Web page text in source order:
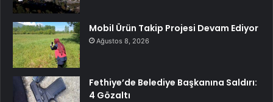
Mobil Ürün Takip Projesi Devam Ediyor
Ağustos 8, 2026
Fethiye’de Belediye Başkanına Saldırı:
4 Gözaltı